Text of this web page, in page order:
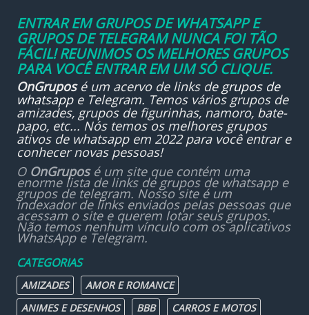
ENTRAR EM GRUPOS DE WHATSAPP E
GRUPOS DE TELEGRAM NUNCA FOI TÃO
FÁCIL! REUNIMOS OS MELHORES GRUPOS
PARA VOCÊ ENTRAR EM UM SÓ CLIQUE.
OnGruposé um acervo de links de grupos de
whatsappe Telegram. Temos vários grupos de
amizades, grupos de figurinhas, namoro, bate-
papo, etc... Nós temos os melhores grupos
ativos de whatsapp em 2022 para você entrar e
conhecer novas pessoas!
O OnGruposé um site que contém uma
enorme lista de links de grupos de whatsapp e
grupos de telegram. Nosso site é um
indexador de links enviados pelas pessoas que
acessam o site e querem lotar seus grupos.
Não temos nenhum vínculo com os aplicativos
WhatsApp e Telegram.
CATEGORIAS
AMIZADES
AMOR E ROMANCE
ANIMES E DESENHOS
BBB
CARROS E MOTOS